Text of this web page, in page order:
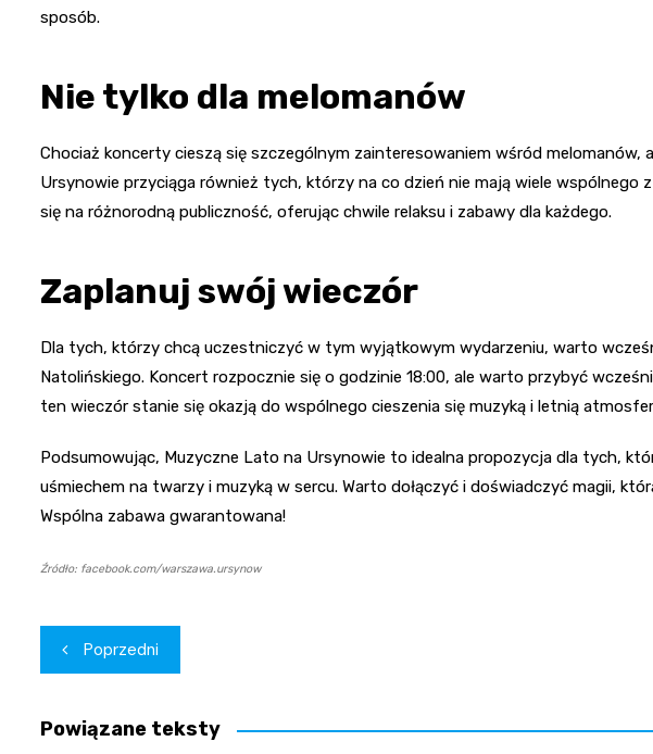
sposób.
Nie tylko dla melomanów
Chociaż koncerty cieszą się szczególnym zainteresowaniem wśród
Ursynowie przyciąga również tych, którzy na co dzień nie mają wiele wspólnego
się na różnorodną publiczność, oferując chwile relaksu i zabawy dla każdego.
Zaplanuj swój wieczór
Dla tych, którzy chcą uczestniczyć w tym wyjątkowym wydarzeniu, warto
Natolińskiego. Koncert rozpocznie się o godzinie 18:00, ale warto przybyć
ten wieczór stanie się okazją do wspólnego cieszenia się muzyką i letnią
Podsumowując, Muzyczne Lato na Ursynowie to idealna propozycja dla tych,
uśmiechem na twarzy i muzyką w sercu. Warto dołączyć i doświadczyć magii,
Wspólna zabawa gwarantowana!
Źródło: facebook.com/warszawa.ursynow
Nawigacja
wpisu
Poprzedni
Powiązane teksty